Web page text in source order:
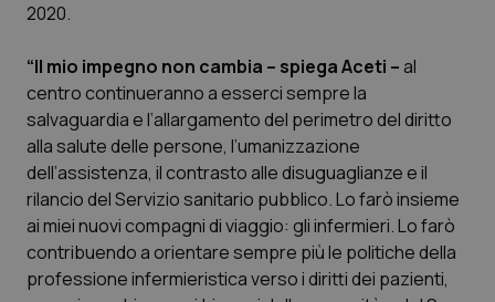
Sicilia
Toscana
Umbria
Valle D’Aosta
Neuroscienze & patologie neurodegenerative
Obesità
Oftalmologia
Oncodermatologia
2020.
“Il mio impegno non cambia – spiega Aceti –al
centro continueranno a esserci sempre la
salvaguardia e l’allargamento del perimetro del diritto
alla salute delle persone, l’umanizzazione
dell’assistenza, il contrasto alle disuguaglianze e il
rilancio del Servizio sanitario pubblico. Lo farò insieme
ai miei nuovi compagni di viaggio: gli infermieri. Lo farò
contribuendo a orientare sempre più le politiche della
professione infermieristica verso i diritti dei pazienti,